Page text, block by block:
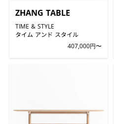
ZHANG TABLE
TIME & STYLE
タイム アンド スタイル
407,000円〜